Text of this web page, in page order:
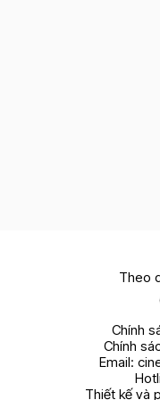
Theo
Chính
Chính
Email:
Thiết kế và